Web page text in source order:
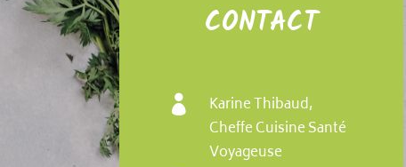
CONTACT

Karine Thibaud,
Cheffe Cuisine Santé
Voyageuse